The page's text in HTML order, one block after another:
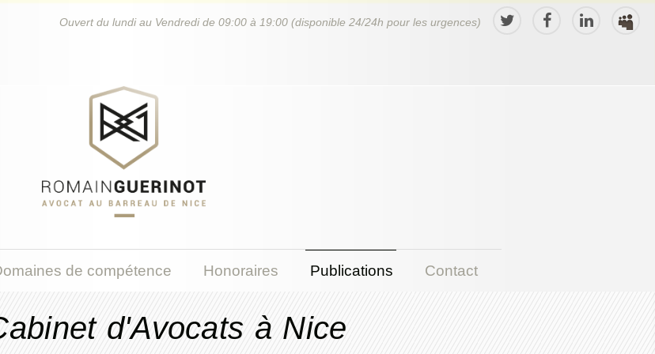
Ouvert du lundi au Vendredi de 09:00 à 19:00 (disponible 24/24h pour les urgences)
de compétence Honoraires Publications Contact
d'Avocats à Nice